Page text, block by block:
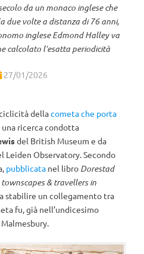
da un monaco inglese che
due volte a distanza di 76 anni,
inglese Edmond Halley va
calcolato l’esatta periodicità
27/01/2026
dellacometa che porta
una ricerca condotta
del British Museum e da
Leiden Observatory. Secondo
pubblicata nel libro Dorestad
& travellers in
stabilire un collegamento tra
fu, già nell’undicesimo